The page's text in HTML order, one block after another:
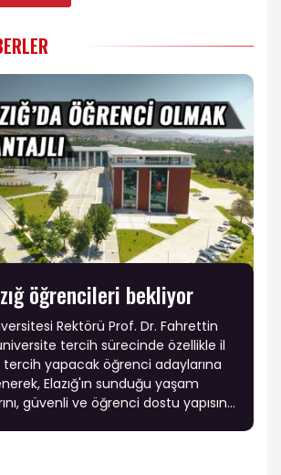
öğrencileri bekliyor
Rektörü Prof. Dr. Fahrettin
tercih sürecinde özellikle il
tercih yapacak öğrenci adaylarına
Elazığ'ın sunduğu yaşam
güvenli ve öğrenci dostu yapısını